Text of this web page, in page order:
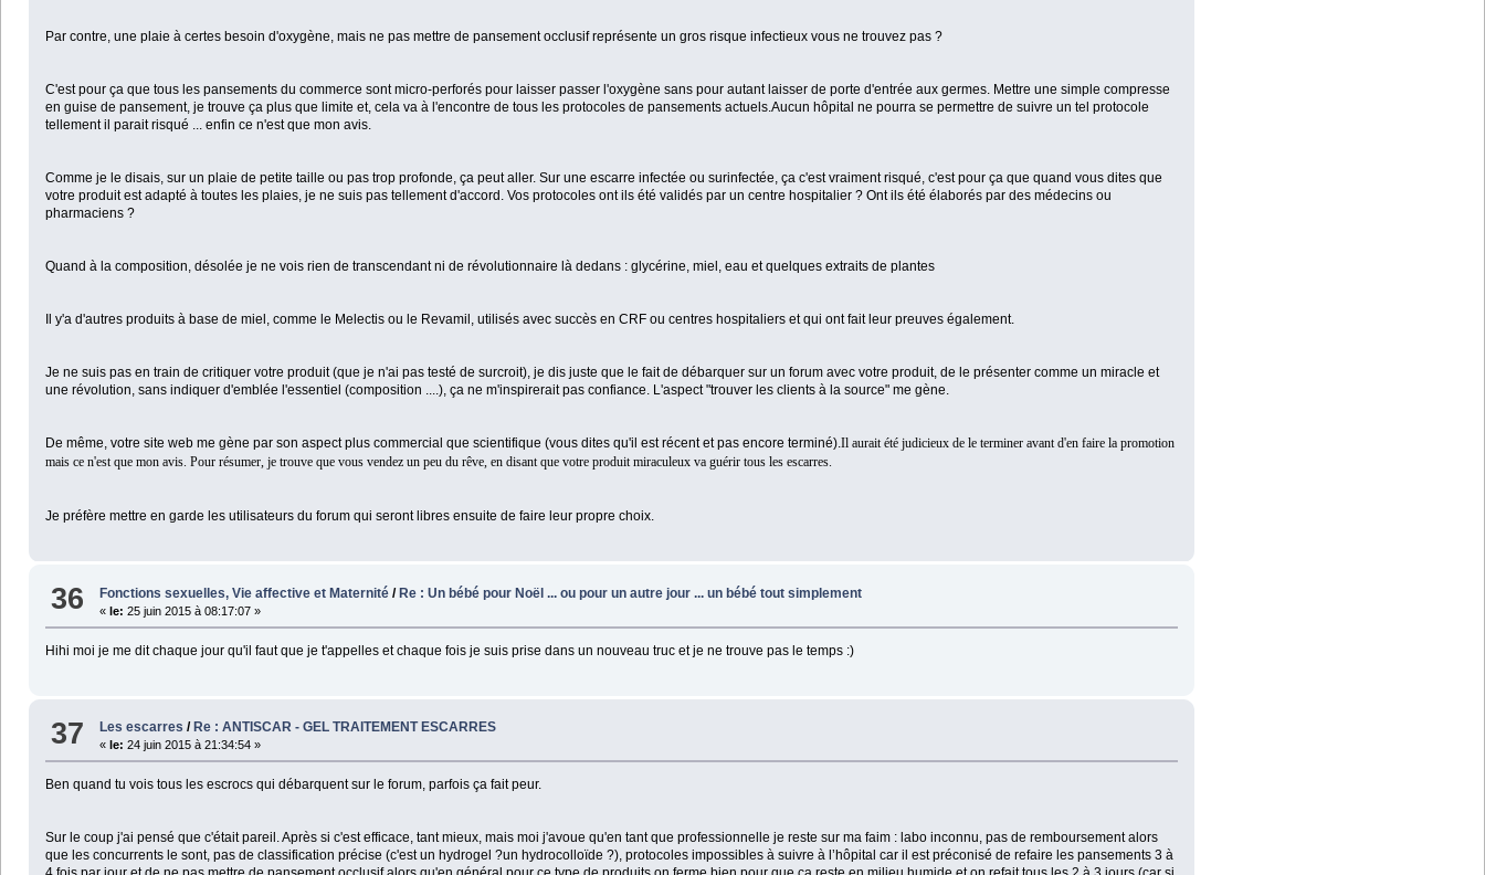
Par contre, une plaie à certes besoin d'oxygène, mais ne pas mettre de pansement occlusif représente un gros risque infectieux vous ne trouvez pas ?
C'est pour ça que tous les pansements du commerce sont micro-perforés pour laisser passer l'oxygène sans pour autant laisser de porte d'entrée aux germes. Mettre une simple compresse
en guise de pansement, je trouve ça plus que limite et, cela va à l'encontre de tous les protocoles de pansements actuels.Aucun hôpital ne pourra se permettre de suivre un tel protocole
tellement il parait risqué ... enfin ce n'est que mon avis.
Comme je le disais, sur un plaie de petite taille ou pas trop profonde, ça peut aller. Sur une escarre infectée ou surinfectée, ça c'est vraiment risqué, c'est pour ça que quand vous dites que
votre produit est adapté à toutes les plaies, je ne suis pas tellement d'accord. Vos protocoles ont ils été validés par un centre hospitalier ? Ont ils été élaborés par des médecins ou
pharmaciens ?
Quand à la composition, désolée je ne vois rien de transcendant ni de révolutionnaire là dedans : glycérine, miel, eau et quelques extraits de plantes
Il y'a d'autres produits à base de miel, comme le Melectis ou le Revamil, utilisés avec succès en CRF ou centres hospitaliers et qui ont fait leur preuves également.
Je ne suis pas en train de critiquer votre produit (que je n'ai pas testé de surcroit), je dis juste que le fait de débarquer sur un forum avec votre produit, de le présenter comme un miracle et
une révolution, sans indiquer d'emblée l'essentiel (composition ....), ça ne m'inspirerait pas confiance. L'aspect "trouver les clients à la source" me gène.
De même, votre site web me gène par son aspect plus commercial que scientifique (vous dites qu'il est récent et pas encore terminé).Il aurait été judicieux de le terminer avant d'en faire la promotion
mais ce n'est que mon avis. Pour résumer, je trouve que vous vendez un peu du rêve, en disant que votre produit miraculeux va guérir tous les escarres.
Je préfère mettre en garde les utilisateurs du forum qui seront libres ensuite de faire leur propre choix.
36 Fonctions sexuelles, Vie affective et Maternité /Re : Un bébé pour Noël ... ou pour un autre jour ... un bébé tout simplement
«le: 25 juin 2015 à 08:17:07 »
Hihi moi je me dit chaque jour qu'il faut que je t'appelles et chaque fois je suis prise dans un nouveau truc et je ne trouve pas le temps :)
37 Les escarres / Re : ANTISCAR - GEL TRAITEMENT ESCARRES
«le: 24 juin 2015 à 21:34:54 »
Ben quand tu vois tous les escrocs qui débarquent sur le forum, parfois ça fait peur.
Sur le coup j'ai pensé que c'était pareil. Après si c'est efficace, tant mieux, mais moi j'avoue qu'en tant que professionnelle je reste sur ma faim : labo inconnu, pas de remboursement alors
que les concurrents le sont, pas de classification précise (c'est un hydrogel ?un hydrocolloïde ?), protocoles impossibles à suivre à l’hôpital car il est préconisé de refaire les pansements 3 à